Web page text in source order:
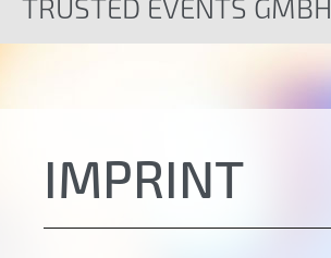
TRUSTED EVENTS GMBH
IMPRINT